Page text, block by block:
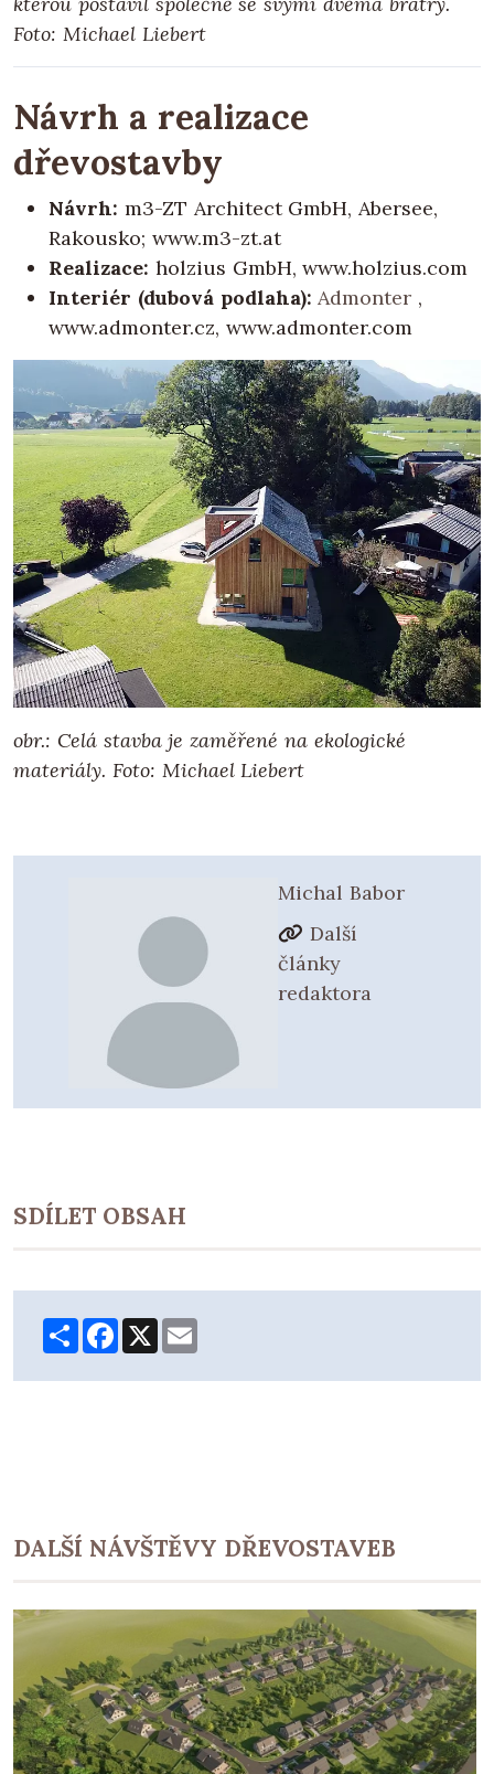
Foto: Michael Liebert
Návrh a realizace
dřevostavby
Návrh: m3-ZT Architect GmbH, Abersee,
Rakousko; www.m3-zt.at
Realizace: holzius GmbH, www.holzius.com
Interiér (dubová podlaha): Admonter ,
www.admonter.cz, www.admonter.com
obr.: Celá stavba je zaměřené na ekologické
materiály. Foto: Michael Liebert
Michal Babor
Další
články
redaktora
SDÍLET OBSAH
ShareFacebook
X
DALŠÍ NÁVŠTĚVY DŘEVOSTAVEB